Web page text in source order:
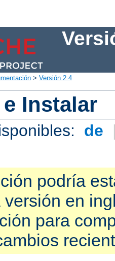
> Versión 2.4
Instalar
de
podría
en
para